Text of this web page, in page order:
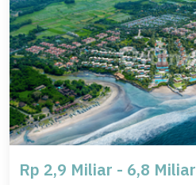
Rp 2,9 Miliar - 6,8 Miliar